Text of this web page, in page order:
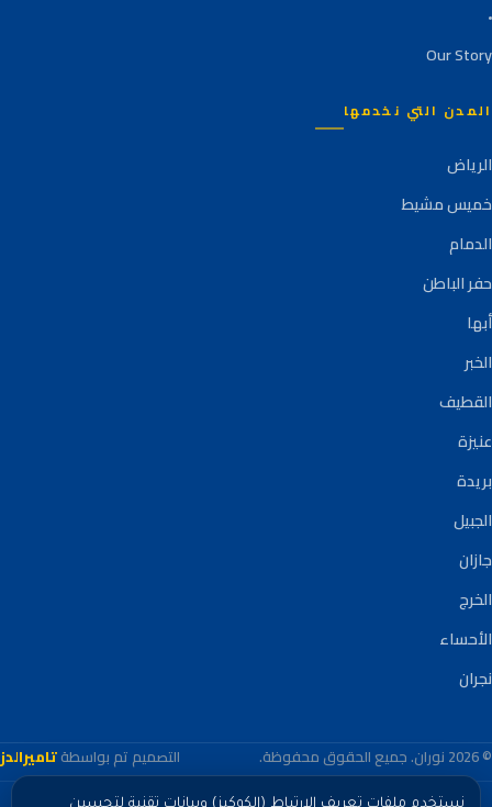
Our Story
المدن التي نخدمها
الرياض
خميس مشيط
الدمام
حفر الباطن
أبها
الخبر
القطيف
عنيزة
بريدة
الجبيل
جازان
الخرج
الأحساء
نجران
© 2026 نوران. جميع الحقوق محفوظة. التصميم تم بواسطةتاميرالدز
باستخدامك هذا الموقع فإنك توافق على استخدام ملفات الكوكيز وجمع بيانات تقنية